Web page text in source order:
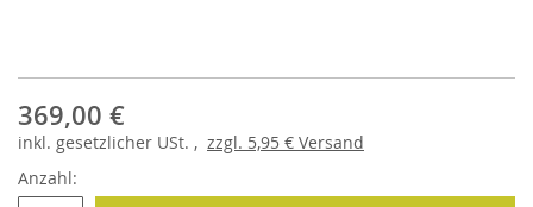
369,00 €
inkl. gesetzlicher USt. , zzgl. 5,95 € Versand
Anzahl: